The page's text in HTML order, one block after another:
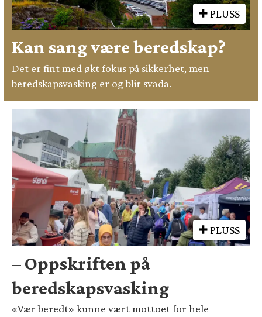
PLUSS
Kan sang være beredskap?
Det er fint med økt fokus på sikkerhet, men
beredskapsvasking er og blir svada.
PLUSS
– Oppskriften på
beredskapsvasking
«Vær beredt» kunne vært mottoet for hele